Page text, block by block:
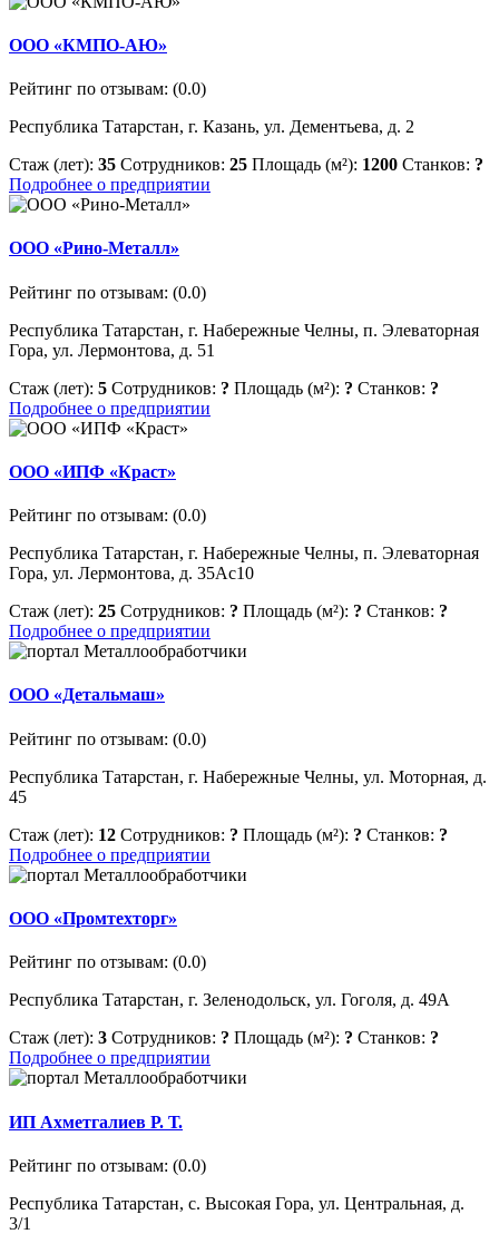
ООО «КМПО-АЮ»
Рейтинг по отзывам: (0.0)
Республика Татарстан, г. Казань, ул. Дементьева, д. 2
Стаж (лет): 35 Сотрудников: 25 Площадь (м²): 1200 Станков: ?
Подробнее о предприятии
ООО «Рино-Металл»
Рейтинг по отзывам: (0.0)
Республика Татарстан, г. Набережные Челны, п. Элеваторная
Гора, ул. Лермонтова, д. 51
Стаж (лет): 5 Сотрудников: ? Площадь (м²): ? Станков: ?
Подробнее о предприятии
ООО «ИПФ «Краст»
Рейтинг по отзывам: (0.0)
Республика Татарстан, г. Набережные Челны, п. Элеваторная
Гора, ул. Лермонтова, д. 35Ас10
Стаж (лет): 25 Сотрудников: ? Площадь (м²): ? Станков: ?
Подробнее о предприятии
ООО «Детальмаш»
Рейтинг по отзывам: (0.0)
Республика Татарстан, г. Набережные Челны, ул. Моторная, д.
45
Стаж (лет): 12 Сотрудников: ? Площадь (м²): ? Станков: ?
Подробнее о предприятии
ООО «Промтехторг»
Рейтинг по отзывам: (0.0)
Республика Татарстан, г. Зеленодольск, ул. Гоголя, д. 49А
Стаж (лет): 3 Сотрудников: ? Площадь (м²): ? Станков: ?
Подробнее о предприятии
ИП Ахметгалиев Р. Т.
Рейтинг по отзывам: (0.0)
Республика Татарстан, с. Высокая Гора, ул. Центральная, д.
3/1